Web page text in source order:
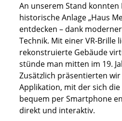
An unserem Stand konnten
historische Anlage „Haus
entdecken – dank
Technik. Mit einer VR-Brille
rekonstruierte Gebäude
stünde man mitten im 19.
Zusätzlich präsentierten wir
Applikation, mit der sich
bequem per Smartphone
direkt und interaktiv.